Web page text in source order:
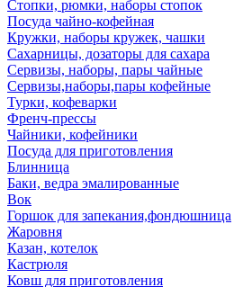
Стопки, рюмки, наборы стопок
Посуда чайно-кофейная
Кружки, наборы кружек, чашки
Сахарницы, дозаторы для сахара
Сервизы, наборы, пары чайные
Сервизы,наборы,пары кофейные
Турки, кофеварки
Френч-прессы
Чайники, кофейники
Посуда для приготовления
Блинница
Баки, ведра эмалированные
Вок
Горшок для запекания,фондюшница
Жаровня
Казан, котелок
Кастрюля
Ковш для приготовления